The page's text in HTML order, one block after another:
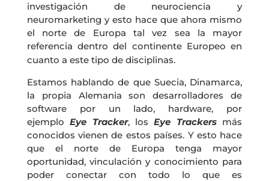
investigación de neurociencia y
neuromarketing y esto hace que ahora mismo
el norte de Europa tal vez sea la mayor
referencia dentro del continente Europeo en
cuanto a este tipo de disciplinas.
Estamos hablando de que Suecia, Dinamarca,
la propia Alemania son desarrolladores de
software por un lado, hardware, por
ejemploEye Tracker, losEye Trackers más
conocidos vienen de estos países. Y esto hace
que el norte de Europa tenga mayor
oportunidad, vinculación y conocimiento para
poder conectar con todo lo que es